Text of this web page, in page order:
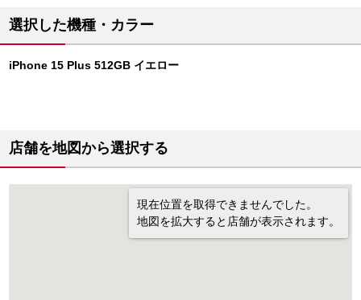
選択した機種・カラー
iPhone 15 Plus 512GB イエロー
店舗を地図から選択する
現在位置を取得できませんでした。
地図を拡大すると店舗が表示されます。